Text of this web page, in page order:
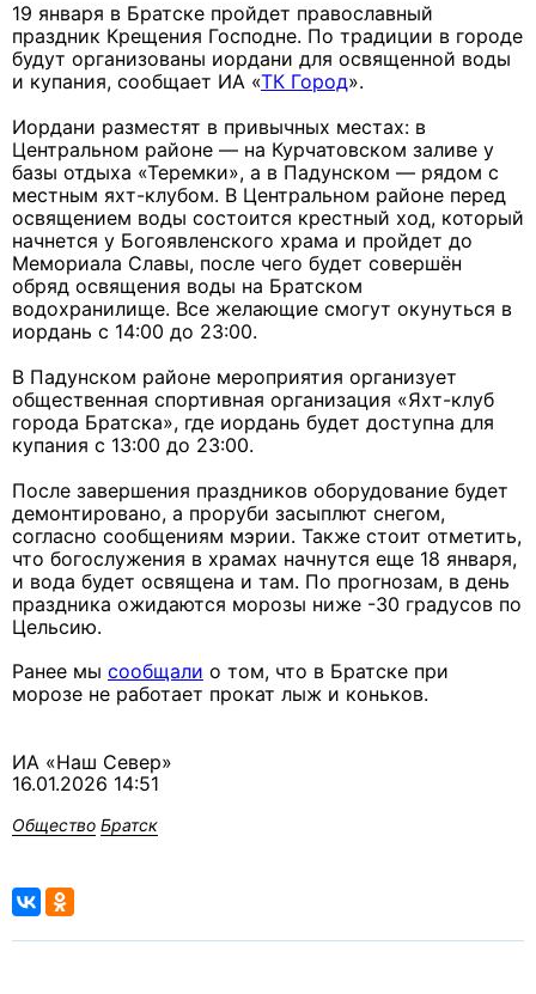
19 января в Братске пройдет православный
праздник Крещения Господне. По традиции в городе
будут организованы иордани для освященной воды
и купания, сообщает ИА «ТК Город».
Иордани разместят в привычных местах: в
Центральном районе — на Курчатовском заливе у
базы отдыха «Теремки», а в Падунском — рядом с
местным яхт-клубом. В Центральном районе перед
освящением воды состоится крестный ход, который
начнется у Богоявленского храма и пройдет до
Мемориала Славы, после чего будет совершён
обряд освящения воды на Братском
водохранилище. Все желающие смогут окунуться в
иордань с 14:00 до 23:00.
В Падунском районе мероприятия организует
общественная спортивная организация «Яхт-клуб
города Братска», где иордань будет доступна для
купания с 13:00 до 23:00.
После завершения праздников оборудование будет
демонтировано, а проруби засыплют снегом,
согласно сообщениям мэрии. Также стоит отметить,
что богослужения в храмах начнутся еще 18 января,
и вода будет освящена и там. По прогнозам, в день
праздника ожидаются морозы ниже -30 градусов по
Цельсию.
Ранее мы сообщали о том, что в Братске при
морозе не работает прокат лыж и коньков.
ИА «Наш Север»
16.01.2026 14:51
Общество Братск